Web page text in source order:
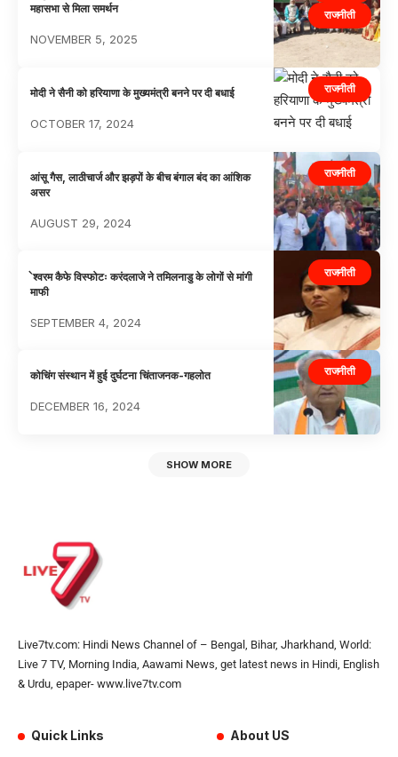
राजनीती
महासभा से मिला समर्थन
NOVEMBER 5, 2025
राजनीती
मोदी ने सैनी को हरियाणा के मुख्यमंत्री बनने पर दी बधाई
OCTOBER 17, 2024
राजनीती
आंसू गैस, लाठीचार्ज और झड़पों के बीच बंगाल बंद का आंशिक
असर
AUGUST 29, 2024
राजनीती
ेश्वरम कैफे विस्फोटः करंदलाजे ने तमिलनाडु के लोगों से मांगी
माफी
SEPTEMBER 4, 2024
राजनीती
कोचिंग संस्थान में हुई दुर्घटना चिंताजनक-गहलोत
DECEMBER 16, 2024
SHOW MORE
Live7tv.com: Hindi News Channel of – Bengal, Bihar, Jharkhand, World:
Live 7 TV, Morning India, Aawami News, get latest news in Hindi, English
& Urdu, epaper- www.live7tv.com
Quick Links About US